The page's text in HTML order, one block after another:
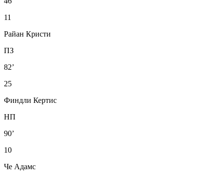
11
Райан Кристи
ПЗ
82’
25
Финдли Кертис
НП
90’
10
Че Адамс